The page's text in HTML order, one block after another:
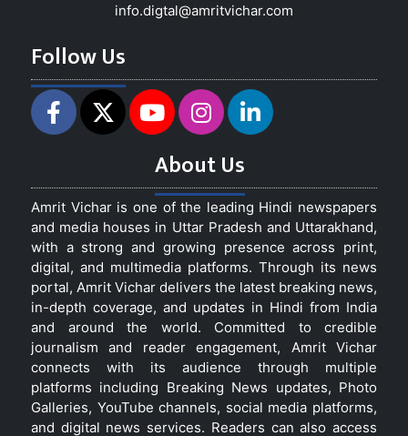
info.digtal@amritvichar.com
Follow Us
About Us
Amrit Vichar is one of the leading Hindi newspapers
and media houses in Uttar Pradesh and Uttarakhand,
with a strong and growing presence across print,
digital, and multimedia platforms. Through its news
portal, Amrit Vichar delivers the latest breaking news,
in-depth coverage, and updates in Hindi from India
and around the world. Committed to credible
journalism and reader engagement, Amrit Vichar
connects with its audience through multiple
platforms including Breaking News updates, Photo
Galleries, YouTube channels, social media platforms,
and digital news services. Readers can also access